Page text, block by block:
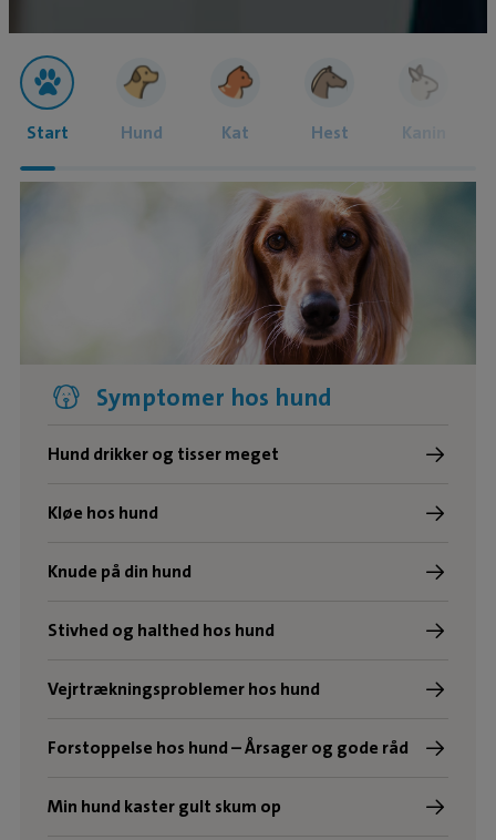
Start Hund Kat Hest Kanin
Symptomer hos hund
Hund drikker og tisser meget
Kløe hos hund
Knude på din hund
Stivhed og halthed hos hund
Vejrtrækningsproblemer hos hund
Forstoppelse hos hund – Årsager og gode råd
Min hund kaster gult skum op